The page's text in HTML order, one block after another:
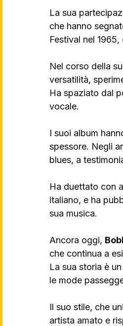
La sua
che hanno
Festival nel 1965,
Nel corso della
versatilità,
Ha spaziato dal
vocale.
I suoi album
spessore. Negli
blues, a
Ha duettato con
italiano, e ha
sua musica.
Ancora oggi,
che continua a
La sua storia è
le mode
Il suo stile, che
artista amato e